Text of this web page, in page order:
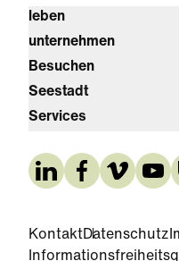
leben
unternehmen
Besuchen
Seestadt
Services
KontaktDatenschutz